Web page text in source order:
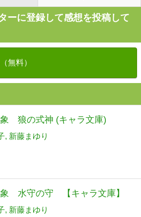
ーに登録して感想を投稿して
無料）
狼の式神 (キャラ文庫)
新藤まゆり
水守の守 【キャラ文庫】
新藤まゆり